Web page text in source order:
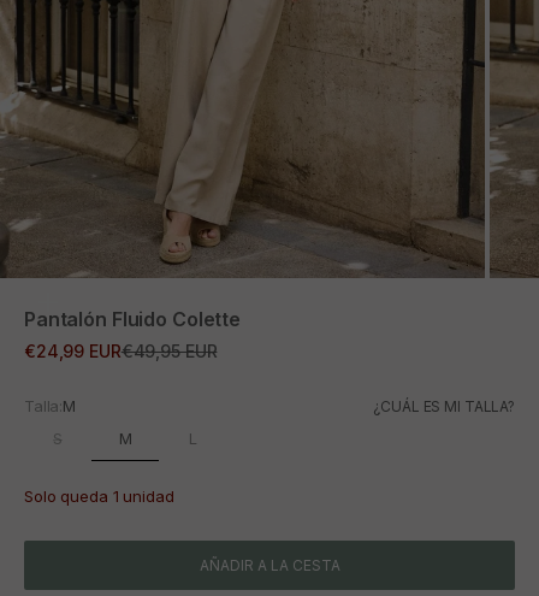
Pantalón Fluido Colette
Precio de oferta
€24,99 EURPrecio normal
€49,95 EUR
Talla:M ¿CUÁL ES MI TALLA?
S M L
Solo queda 1 unidad
AÑADIR A LA CESTA